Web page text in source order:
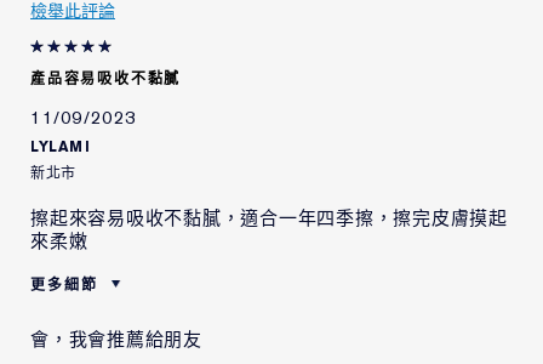
檢舉此評論
產品容易吸收不黏膩
11/09/2023
LYLAMI
新北市
擦起來容易吸收不黏膩，適合一年四季擦，擦完皮膚摸起
來柔嫩
更多細節
肌膚問題
整體的膚色
會，我會推薦給朋友